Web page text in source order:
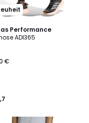
Performance
ADI365
€